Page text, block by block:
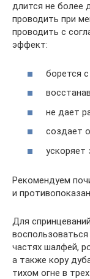
длится не более
проводить при
проводить с
эффект:
борется
не дает
создает
ускоряет
Рекомендуем
и
Для
частях шалфей,
а также кору
тихом огне в